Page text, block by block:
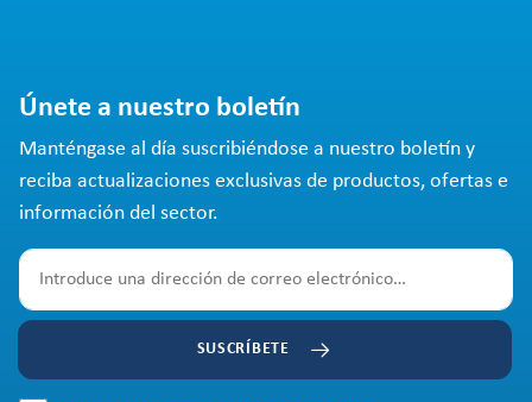
Únete a nuestro boletín
Manténgase al día suscribiéndose a nuestro boletín y
reciba actualizaciones exclusivas de productos, ofertas e
información del sector.
SUSCRÍBETE